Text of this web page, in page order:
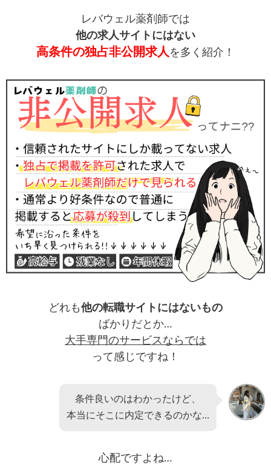
レバウェル薬剤師では
他の求人サイトにはない
高条件の独占非公開求人を多く紹介！
どれも他の転職サイトにはないもの
ばかりだとか…
大手専門のサービスならでは
って感じですね！
条件良いのはわかったけど、
本当にそこに内定できるのかな…
心配ですよね…